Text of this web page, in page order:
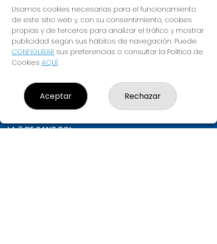
PRÓXIMO BOTE MILLONARIO:
1.000.000€
LA 3 DE SANT BOI
Usamos cookies necesarias para el funcionamiento
de este sitio web y, con su consentimiento, cookies
propias y de terceros para analizar el tráfico y mostrar
publicidad según sus hábitos de navegación. Puede
CONFIGURAR sus preferencias o consultar la Política de
Cookies AQUÍ.
Aceptar Rechazar